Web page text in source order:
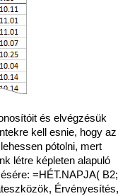
és elvégzésük
kell esnie, hogy az
pótolni, mert
létre képleten alapuló
=HÉT.NAPJA( B2;
Érvényesítés,